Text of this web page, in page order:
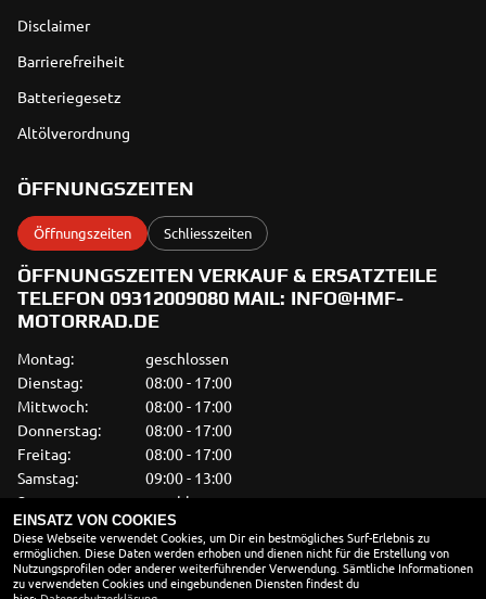
Disclaimer
Barrierefreiheit
Batteriegesetz
Altölverordnung
ÖFFNUNGSZEITEN
Öffnungszeiten Schliesszeiten
ÖFFNUNGSZEITEN VERKAUF & ERSATZTEILE
TELEFON 09312009080 MAIL: INFO@HMF-
MOTORRAD.DE
Montag:
geschlossen
Dienstag:
08:00 - 17:00
Mittwoch:
08:00 - 17:00
Donnerstag:
08:00 - 17:00
Freitag:
08:00 - 17:00
Samstag:
09:00 - 13:00
Sonntag:
geschlossen
WERKSTATT
Montag:
Besuch nach
EINSATZ VON COOKIES
Diese Webseite verwendet Cookies, um Dir ein bestmögliches Surf-Erlebnis zu
ermöglichen. Diese Daten werden erhoben und dienen nicht für die Erstellung von
Nutzungsprofilen oder anderer weiterführender Verwendung. Sämtliche Informationen
zu verwendeten Cookies und eingebundenen Diensten findest du